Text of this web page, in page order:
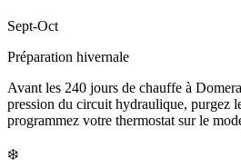
Sept-Oct
Préparation hivernale
Avant les 240 jours de chauffe à
pression du circuit hydraulique, purgez
programmez votre thermostat sur le
❄️